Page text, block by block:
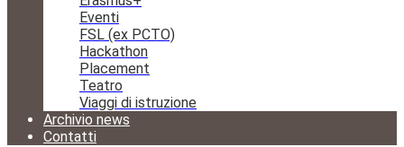
Eventi
FSL (ex PCTO)
Hackathon
Placement
Teatro
Viaggi di istruzione
Archivio news
Contatti